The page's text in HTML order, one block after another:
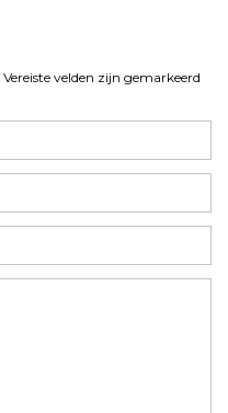
Vereiste velden zijn gemarkeerd